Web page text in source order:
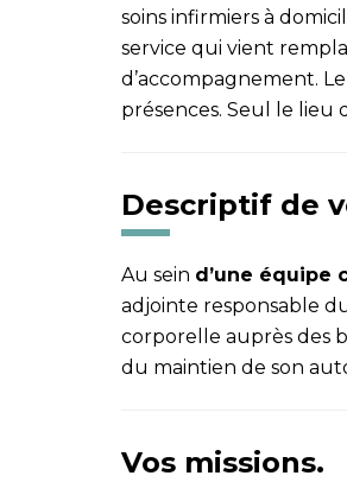
soins infirmiers à
service qui vient
d’accompagnement.
présences. Seul le
Descriptif de
Au sein d’une équipe
adjointe responsable
corporelle auprès des
du maintien de son
Vos missions.